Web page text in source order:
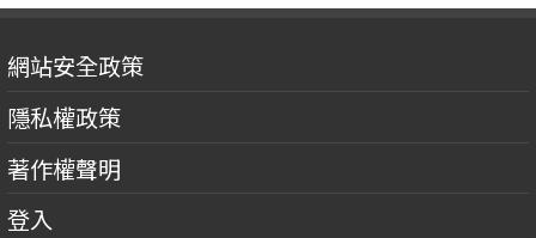
網站安全政策
隱私權政策
著作權聲明
登入